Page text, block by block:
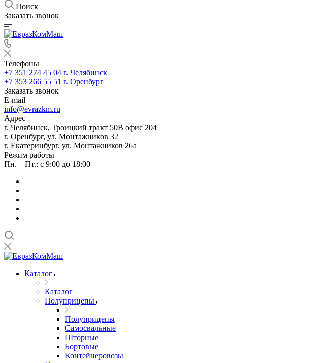
Поиск
Заказать звонок
Телефоны
+7 351 274 45 04 г. Челябинск
+7 353 266 55 51 г. Оренбург
Заказать звонок
E-mail
info@evrazkm.ru
Адрес
г. Челябинск, Троицкий тракт 50В офис 204
г. Оренбург, ул. Монтажников 32
г. Екатеринбург, ул. Монтажников 26а
Режим работы
Пн. – Пт.: с 9:00 до 18:00
Каталог
Каталог
Полуприцепы
Полуприцепы
Самосвальные
Шторные
Бортовые
Контейнеровозы